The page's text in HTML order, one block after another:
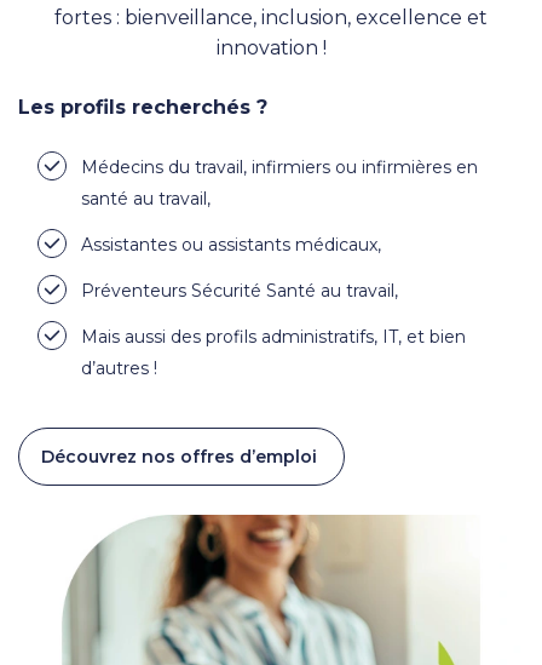
fortes : bienveillance, inclusion, excellence et
innovation !
Les profils recherchés ?
Médecins du travail, infirmiers ou infirmières en
santé au travail,
Assistantes ou assistants médicaux,
Préventeurs Sécurité Santé au travail,
Mais aussi des profils administratifs, IT, et bien
d’autres !
Découvrez nos offres d’emploi